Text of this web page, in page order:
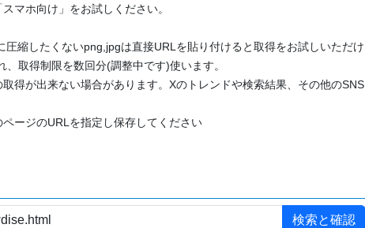
マホ向け」をお試しください。
縮したくないpng,jpgは直接URLを貼り付けると取得をお試しいただけ
取得制限を数回分(調整中です)使います。
得が出来ない場合があります。Xのトレンドや検索結果、その他のSNS
ージのURLを指定し保存してください